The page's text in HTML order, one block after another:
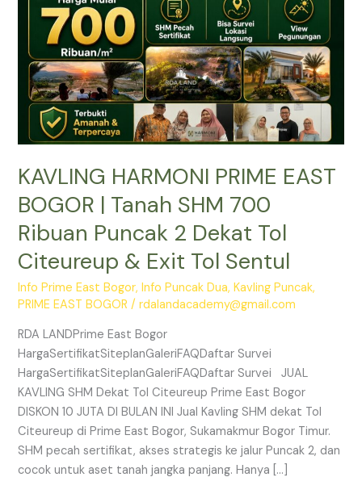
KAVLING HARMONI PRIME EAST
BOGOR | Tanah SHM 700
Ribuan Puncak 2 Dekat Tol
Citeureup & Exit Tol Sentul
Info Prime East Bogor,Info Puncak Dua,Kavling Puncak,
PRIME EAST BOGOR /rdalandacademy@gmail.com
RDA LANDPrime East Bogor
HargaSertifikatSiteplanGaleriFAQDaftar Survei
HargaSertifikatSiteplanGaleriFAQDaftar Survei JUAL
KAVLING SHM Dekat Tol Citeureup Prime East Bogor
DISKON 10 JUTA DI BULAN INI Jual Kavling SHM dekat Tol
Citeureup di Prime East Bogor, Sukamakmur Bogor Timur.
SHM pecah sertifikat, akses strategis ke jalur Puncak 2, dan
cocok untuk aset tanah jangka panjang. Hanya […]
Tanah
700
Ribuan
Puncak
Dekat
Citeureup
Exit
Tol